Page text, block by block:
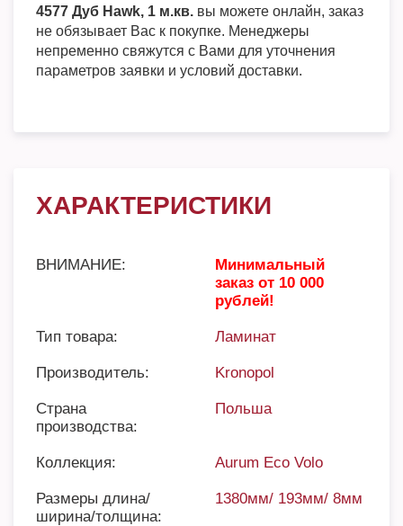
4577 Дуб Hawk, 1 м.кв. вы можете онлайн, заказ
не обязывает Вас к покупке. Менеджеры
непременно свяжутся с Вами для уточнения
параметров заявки и условий доставки.
ХАРАКТЕРИСТИКИ
ВНИМАНИЕ:
Минимальный
заказ от 10 000
рублей!
Тип товара: Ламинат
Производитель: Kronopol
Страна
производства:
Польша
Коллекция: Aurum Eco Volo
Размеры длина/
ширина/толщина:
1380мм/ 193мм/ 8мм